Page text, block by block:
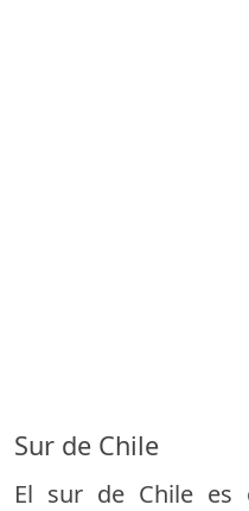
Sur de Chile
El sur de Chile es